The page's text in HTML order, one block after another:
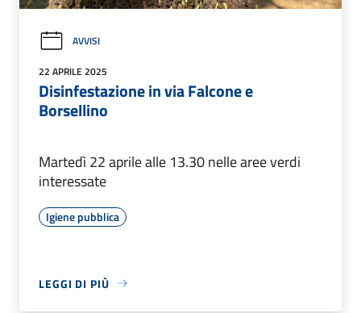
AVVISI
22 APRILE 2025
Disinfestazione in via Falcone e
Borsellino
Martedì 22 aprile alle 13.30 nelle aree verdi
interessate
Igiene pubblica
LEGGI DI PIÙ